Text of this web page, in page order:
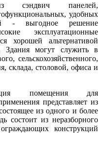
сэндвич панелей,
удобных
- выгодное решение
эксплуатационные
хорошей альтернативой
Здания могут служить в
сельскохозяйственного,
склада, столовой, офиса и
помещения для
представляет из
из одного и более
состоит из неразборного
конструкций